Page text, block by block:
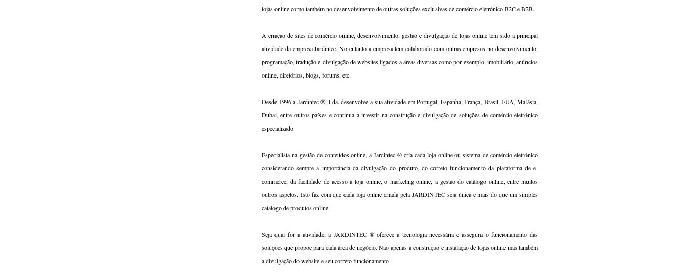
lojas online como também no desenvolvimento de outras soluções exclusivas de comércio eletrónico B2C e B2B.
A criação de sites de comércio online, desenvolvimento, gestão e divulgação de lojas online tem sido a principal
atividade da empresa Jardintec. No entanto a empresa tem colaborado com outras empresas no desenvolvimento,
programação, tradução e divulgação de websites ligados a áreas diversas como por exemplo, imobiliário, anúncios
online, diretórios, blogs, forums, etc.
Desde 1996 a Jardintec ®, Lda. desenvolve a sua atividade em Portugal, Espanha, França, Brasil, EUA, Malásia,
Dubai, entre outros países e continua a investir na construção e divulgação de soluções de comércio eletrónico
especializado.
Especialista na gestão de conteúdos online, a Jardintec ® cria cada loja online ou sistema de comércio eletrónico
considerando sempre a importância da divulgação do produto, do correto funcionamento da plataforma de e-
commerce, da facilidade de acesso à loja online, o marketing online, a gestão do catálogo online, entre muitos
outros aspetos. Isto faz com que cada loja online criada pela JARDINTEC seja única e mais do que um simples
catálogo de produtos online.
Seja qual for a atividade, a JARDINTEC ® oferece a tecnologia necessária e assegura o funcionamento das
soluções que propõe para cada área de negócio. Não apenas a construção e instalação de lojas online mas também
a divulgação do website e seu correto funcionamento.